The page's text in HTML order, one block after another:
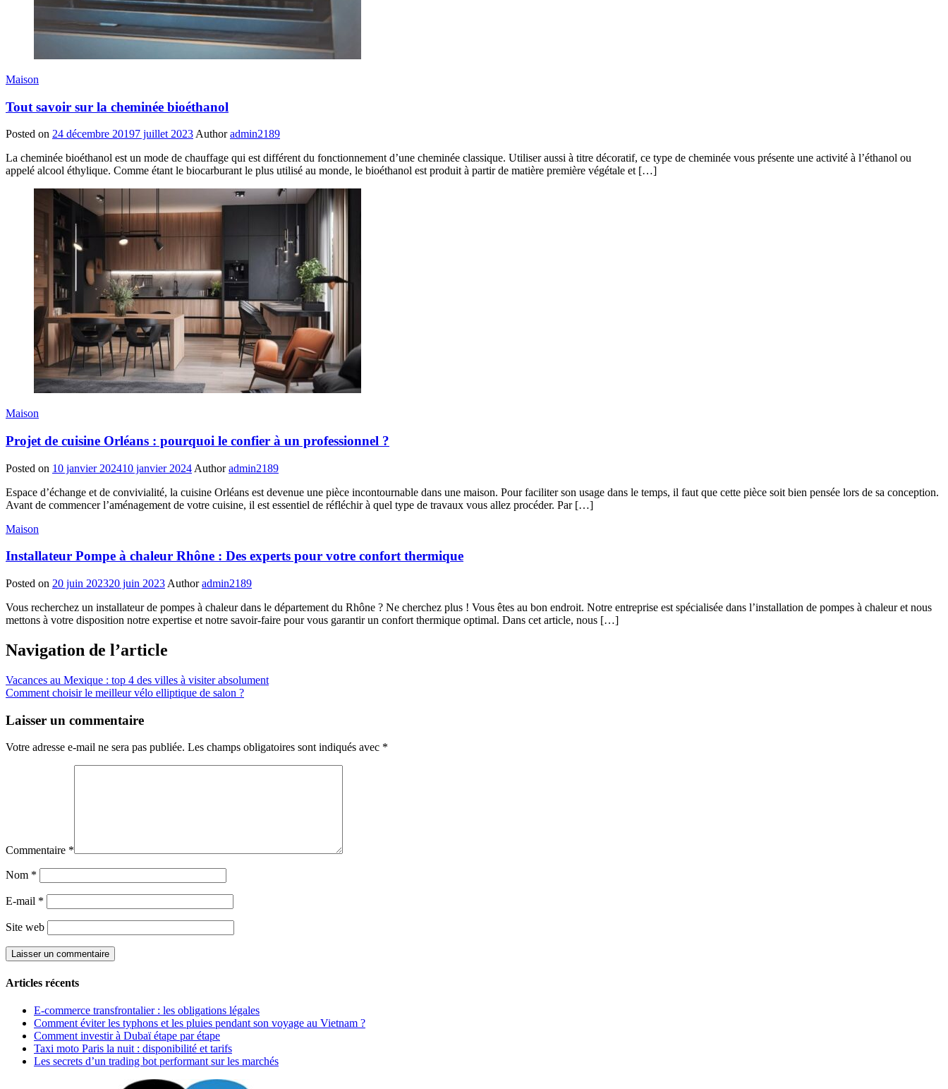
Maison
Tout savoir sur la cheminée bioéthanol
Posted on 24 décembre 20197 juillet 2023 Author admin2189
La cheminée bioéthanol est un mode de chauffage qui est différent du fonctionnement d’une cheminée classique. Utiliser aussi à titre décoratif, ce type de cheminée vous présente une activité à l’éthanol ou
appelé alcool éthylique. Comme étant le biocarburant le plus utilisé au monde, le bioéthanol est produit à partir de matière première végétale et […]
Maison
Projet de cuisine Orléans : pourquoi le confier à un professionnel ?
Posted on 10 janvier 202410 janvier 2024 Author admin2189
Espace d’échange et de convivialité, la cuisine Orléans est devenue une pièce incontournable dans une maison. Pour faciliter son usage dans le temps, il faut que cette pièce soit bien pensée lors de sa conception.
Avant de commencer l’aménagement de votre cuisine, il est essentiel de réfléchir à quel type de travaux vous allez procéder. Par […]
Maison
Installateur Pompe à chaleur Rhône : Des experts pour votre confort thermique
Posted on 20 juin 202320 juin 2023 Author admin2189
Vous recherchez un installateur de pompes à chaleur dans le département du Rhône ? Ne cherchez plus ! Vous êtes au bon endroit. Notre entreprise est spécialisée dans l’installation de pompes à chaleur et nous
mettons à votre disposition notre expertise et notre savoir-faire pour vous garantir un confort thermique optimal. Dans cet article, nous […]
Navigation de l’article
Vacances au Mexique : top 4 des villes à visiter absolument
Comment choisir le meilleur vélo elliptique de salon ?
Laisser un commentaire
Votre adresse e-mail ne sera pas publiée. Les champs obligatoires sont indiqués avec *
Commentaire *
Nom *
E-mail *
Site web
Articles récents
E-commerce transfrontalier : les obligations légales
Comment éviter les typhons et les pluies pendant son voyage au Vietnam ?
Comment investir à Dubaï étape par étape
Taxi moto Paris la nuit : disponibilité et tarifs
Les secrets d’un trading bot performant sur les marchés